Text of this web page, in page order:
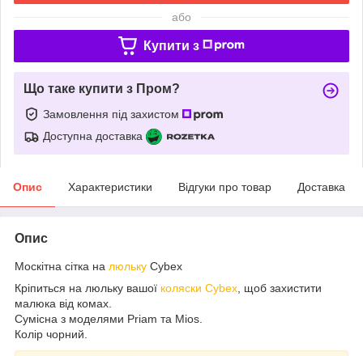
або
Купити з
Що таке купити з Пром?
Замовлення під захистом
Доступна доставка
Опис Характеристики Відгуки про товар Доставка
Опис
Москітна сітка на люльку Cybex
Кріпиться на люльку вашої коляски Cybex , щоб захистити
малюка від комах.
Сумісна з моделями Priam та Mios.
Колір чорний.